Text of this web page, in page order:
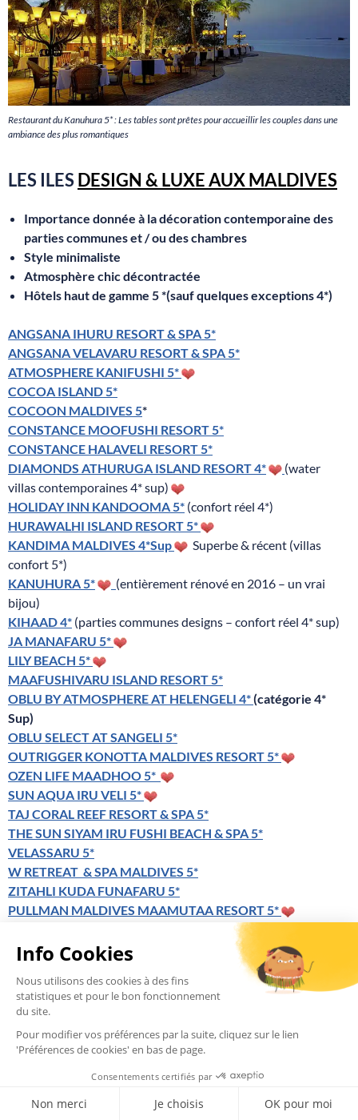
Restaurant du Kanuhura 5* : Les tables sont prêtes pour accueillir les couples dans une
ambiance des plus romantiques
LES ILESDESIGN & LUXE AUX MALDIVES
Importance donnée à la décoration contemporaine des
parties communes et / ou des chambres
Style minimaliste
Atmosphère chic décontractée
Hôtels haut de gamme 5 *(sauf quelques exceptions 4*)
ANGSANA IHURU RESORT & SPA 5*
ANGSANA VELAVARU RESORT & SPA 5*
ATMOSPHERE KANIFUSHI 5*
COCOA ISLAND 5*
COCOON MALDIVES 5*
CONSTANCE MOOFUSHI RESORT 5*
CONSTANCE HALAVELI RESORT 5*
DIAMONDS ATHURUGA ISLAND RESORT 4*
(water
villas contemporaines 4* sup)
HOLIDAY INN KANDOOMA 5* (confort réel 4*)
HURAWALHI ISLAND RESORT 5*
KANDIMA MALDIVES 4*Sup
Superbe & récent (villas
confort 5*)
KANUHURA 5*
(entièrement rénové en 2016 – un vrai
bijou)
KIHAAD 4* (parties communes designs – confort réel 4* sup)
JA MANAFARU 5*
LILY BEACH 5*
MAAFUSHIVARU ISLAND RESORT 5*
OBLU BY ATMOSPHERE AT HELENGELI 4*(catégorie 4*
Sup)
OBLU SELECT AT SANGELI 5*
OUTRIGGER KONOTTA MALDIVES RESORT 5*
OZEN LIFE MAADHOO 5*
SUN AQUA IRU VELI 5*
TAJ CORAL REEF RESORT & SPA 5*
THE SUN SIYAM IRU FUSHI BEACH & SPA 5*
VELASSARU 5*
W RETREAT & SPA MALDIVES 5*
ZITAHLI KUDA FUNAFARU 5*
PULLMAN MALDIVES MAAMUTAA RESORT 5*
SANDIES BATHALA 4* (niveau réel 4*Sup)